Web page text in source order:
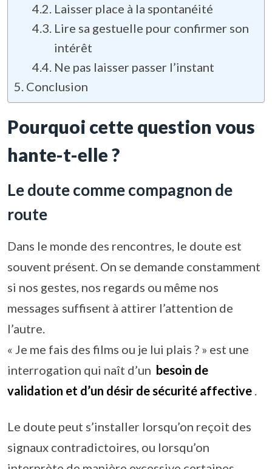
Laisser place à la spontanéité
Lire sa gestuelle pour confirmer son
intérêt
Ne pas laisser passer l’instant
Conclusion
Pourquoi cette question vous
hante-t-elle ?
Le doute comme compagnon de
route
Dans le monde des rencontres, le doute est
souvent présent. On se demande constamment
si nos gestes, nos regards ou même nos
messages suffisent à attirer l’attention de
l’autre.
« Je me fais des films ou je lui plais ? » est une
interrogation qui naît d’un besoin de
validation et d’un désir de sécurité affective
Le doute peut s’installer lorsqu’on reçoit des
signaux contradictoires, ou lorsqu’on